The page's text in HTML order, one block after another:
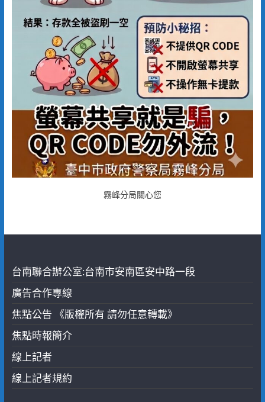
霧峰分局關心您
台南聯合辦公室:台南市安南區安中路一段
廣告合作專線
焦點公告 《版權所有 請勿任意轉載》
焦點時報簡介
線上記者
線上記者規約